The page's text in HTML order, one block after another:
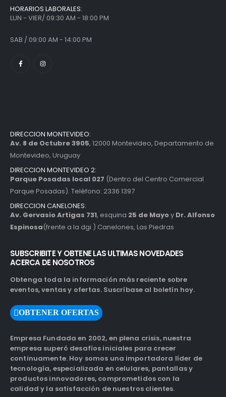
HORARIOS LABORALES:
LUN - VIER/ 09:30 AM - 18:00 PM
SAB / 09:00 AM - 14:00 PM
DIRECCION MONTEVIDEO:
Av. 8 de Octubre 3905, 12000 Montevideo, Departamento de
Montevideo, Uruguay
DIRECCION MONTEVIDEO 2:
Parque Posadas local 027 (Dentro del Centro Comercial
Parque Posadas). Teléfono: 2336 1397
DIRECCION CANELONES:
Av. Gervasio Artigas 731, esquina 25 de Mayoy Dr. Alfonso
Espinosa(frente a la dgi ) Canelones, Las Piedras
SUBSCRIBITE Y OBTENE LAS ULTIMAS NOVEDADES
ACERCA DE NOSOTROS
Obtenga toda la información más reciente sobre
eventos, ventas y ofertas. Suscríbase al boletín hoy.
OBTENER OFERTAS
Empresa Fundada en 2002, en plena crisis, nuestra
empresa superó desafíos iniciales para crecer
continuamente. Hoy somos una importadora líder de
tecnología, especializada en celulares, pantallas y
productos innovadores, comprometidos con la
calidad y la satisfacción de nuestros clientes.